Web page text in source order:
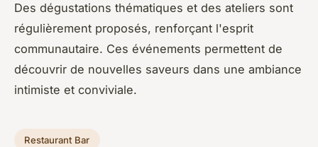
Des dégustations thématiques et des ateliers sont
régulièrement proposés, renforçant l'esprit
communautaire. Ces événements permettent de
découvrir de nouvelles saveurs dans une ambiance
intimiste et conviviale.
Restaurant Bar